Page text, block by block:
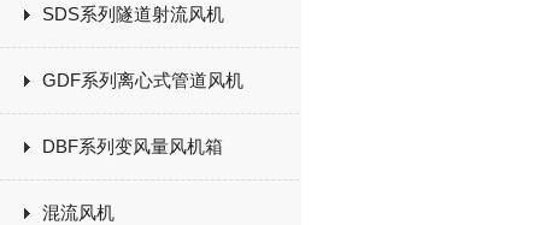
SDS系列隧道射流风机
GDF系列离心式管道风机
DBF系列变风量风机箱
混流风机